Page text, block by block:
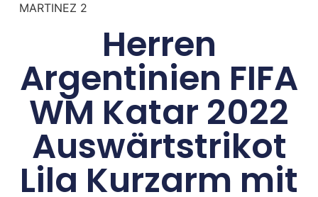
MARTINEZ 2
Herren
Argentinien FIFA
WM Katar 2022
Auswärtstrikot
Lila Kurzarm mit